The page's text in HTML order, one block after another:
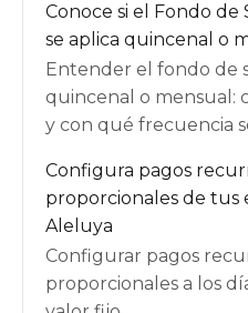
Conoce si el Fondo de
se aplica quincenal o
Entender el fondo de
quincenal o mensual:
y con qué frecuencia
Configura pagos
proporcionales de tus
Aleluya
Configurar pagos
proporcionales a los